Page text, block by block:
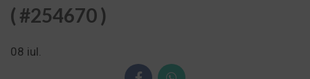
( #254670 )
08 iul.